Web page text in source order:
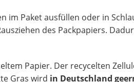
im Paket ausfüllen oder in
des Packpapiers.
Papier. Der recycelten
Gras wird in Deutschland